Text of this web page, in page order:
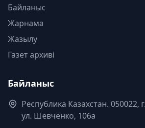
Байланыс
Жарнама
Жазылу
Газет архиві
Байланыс
Республика Казахстан. 050022,
ул. Шевченко, 106а